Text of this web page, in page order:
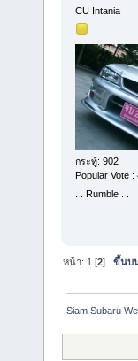
CU Intania
กระทู้: 902
Popular Vote :
. . Rumble . .
หน้า: 1 [2]ขึ้นบ
Siam Subaru